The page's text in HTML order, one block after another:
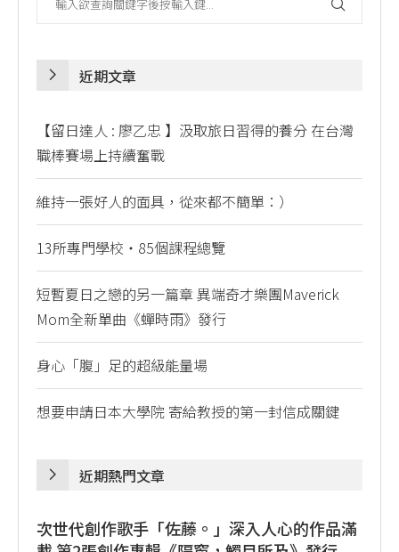
近期文章
【留日達人 : 廖乙忠 】汲取旅日習得的養分 在台灣
職棒賽場上持續奮戰
維持一張好人的面具，從來都不簡單：）
13所專門學校・85個課程總覽
短暫夏日之戀的另一篇章 異端奇才樂團Maverick
Mom全新單曲《蟬時雨》發行
身心「腹」足的超級能量場
想要申請日本大學院 寄給教授的第一封信成關鍵
近期熱門文章
次世代創作歌手「佐藤。」深入人心的作品滿